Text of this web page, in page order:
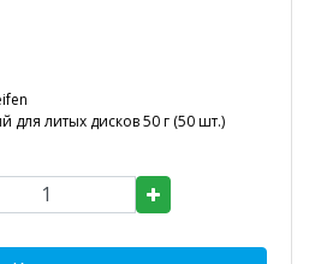
для литых дисков 50 г (50 шт.)